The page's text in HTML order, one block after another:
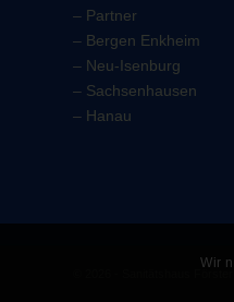
– Partner
– Bergen Enkheim
– Neu-Isenburg
– Sachsenhausen
– Hanau
Wir